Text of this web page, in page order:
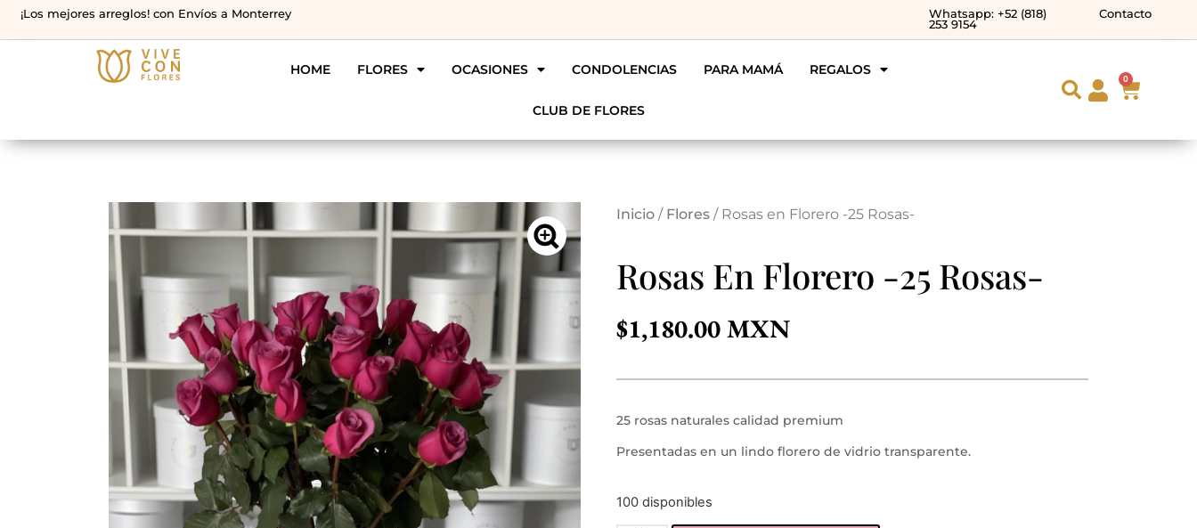
¡Los mejores arreglos! con Envíos a Monterrey
Whatsapp: +52 (818)
253 9154
Contacto
HOME FLORES OCASIONES CONDOLENCIAS PARA MAMÁ REGALOS
CLUB DE FLORES
0
Inicio / Flores / Rosas en Florero -25 Rosas-
Rosas En Florero -25 Rosas-
$1,180.00
25 rosas naturales calidad premium
Presentadas en un lindo florero de vidrio transparente.
100 disponibles